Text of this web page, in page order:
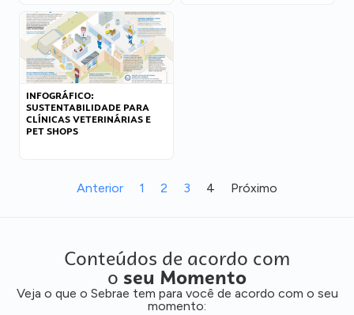
INFOGRÁFICO:
SUSTENTABILIDADE PARA
CLÍNICAS VETERINÁRIAS E
PET SHOPS
Anterior 1 2 3 4 Próximo
Conteúdos de acordo com
o seu Momento
Veja o que o Sebrae tem para você de acordo com o seu
momento: